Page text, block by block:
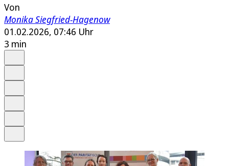
Von
Monika Siegfried-Hagenow
01.02.2026, 07:46 Uhr
3 min